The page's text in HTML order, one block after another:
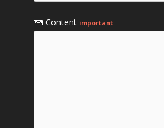
Content important